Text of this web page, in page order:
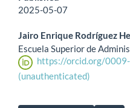
2025-05-07
Jairo Enrique Rodríguez
Escuela Superior de
https://orcid.org/
(unauthenticated)